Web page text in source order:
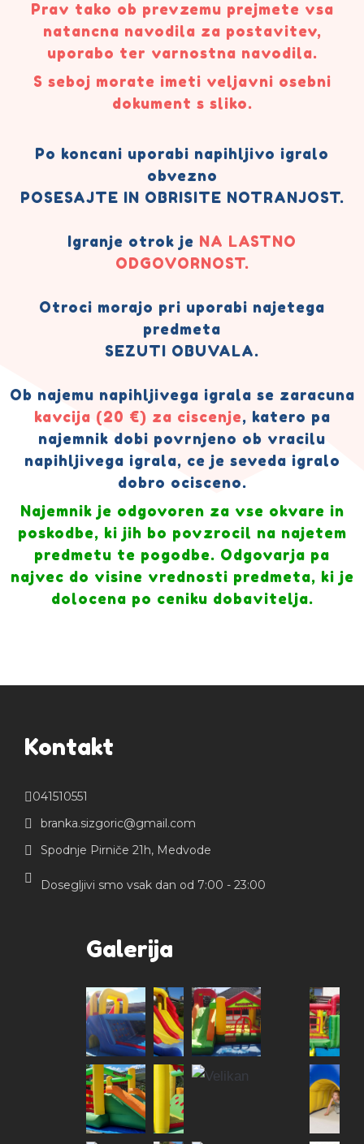
Prav tako ob prevzemu prejmete vsa
natancna navodila za postavitev,
uporabo ter varnostna navodila.
S seboj morate imeti veljavni osebni
dokument s sliko.
Po koncani uporabi napihljivo igralo
obvezno
POSESAJTE IN OBRISITE NOTRANJOST.
Igranje otrok je NA LASTNO
ODGOVORNOST.
Otroci morajo pri uporabi najetega
predmeta
SEZUTI OBUVALA.
Ob najemu napihljivega igrala se zaracuna
kavcija (20 €) za ciscenje, katero pa
najemnik dobi povrnjeno ob vracilu
napihljivega igrala, ce je seveda igralo
dobro ocisceno.
Najemnik je odgovoren za vse okvare in
poskodbe, ki jih bo povzrocil na najetem
predmetu te pogodbe. Odgovarja pa
najvec do visine vrednosti predmeta, ki je
dolocena po ceniku dobavitelja.
Kontakt
041510551
branka.sizgoric@gmail.com
Spodnje Pirniče 21h, Medvode
Dosegljivi smo vsak dan od 7:00 - 23:00
Galerija